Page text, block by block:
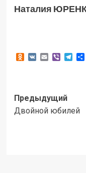
Наталия
Odnoklassniki
VKEmailViber
Навигация
записи
Предыдущий
Двойной юбилей